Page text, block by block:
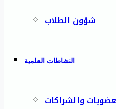
شؤون الطلاب
النشاطات العلمية
والشراكات